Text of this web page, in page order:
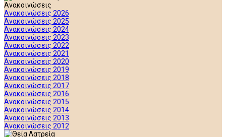
Ανακοινώσεις
Ανακοινώσεις 2026
Ανακοινώσεις 2025
Ανακοινώσεις 2024
Ανακοινώσεις 2023
Ανακοινώσεις 2022
Ανακοινώσεις 2021
Ανακοινώσεις 2020
Ανακοινώσεις 2019
Ανακοινώσεις 2018
Ανακοινώσεις 2017
Ανακοινώσεις 2016
Ανακοινώσεις 2015
Ανακοινώσεις 2014
Ανακοινώσεις 2013
Ανακοινώσεις 2012